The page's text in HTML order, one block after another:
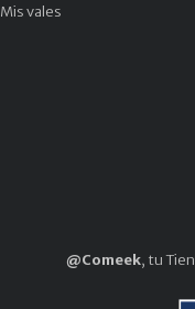
Mis vales
@Comeek, tu